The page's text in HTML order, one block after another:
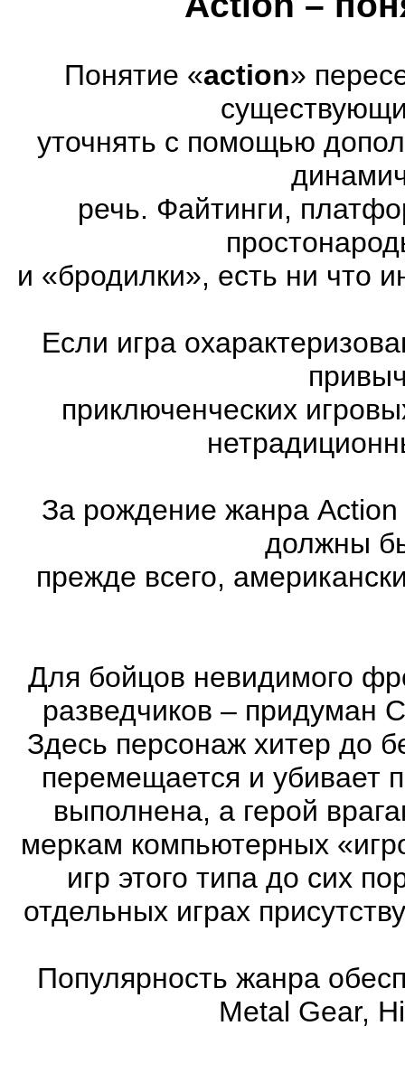
Понятие «action»
уточнять с помощью
речь. Файтинги,
и «бродилки», есть ни что
Если игра
приключенческих
За рождение жанра
должны
прежде всего,
Для бойцов невидимого
разведчиков – придуман
Здесь персонаж хитер до
перемещается и убивает
выполнена, а герой
меркам компьютерных
игр этого типа до сих
отдельных играх
Популярность жанра
Metal Gear,